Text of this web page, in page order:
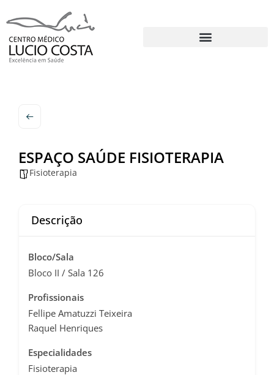
ESPAÇO SAÚDE FISIOTERAPIA
Fisioterapia
Descrição
Bloco/Sala
Bloco II / Sala 126
Profissionais
Fellipe Amatuzzi Teixeira
Raquel Henriques
Especialidades
Fisioterapia